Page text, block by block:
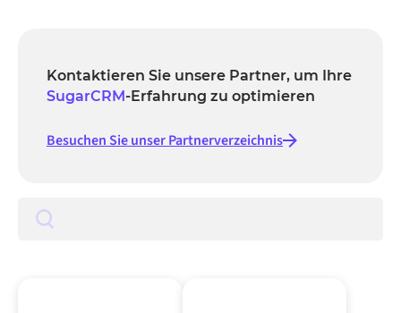
Kontaktieren Sie unsere Partner, um Ihre
SugarCRM-Erfahrung zu optimieren
Besuchen Sie unser Partnerverzeichnis